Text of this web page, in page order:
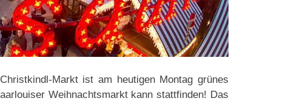
Markt ist am heutigen Montag grünes
Weihnachtsmarkt kann stattfinden! Das